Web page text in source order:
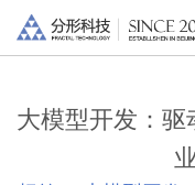
大模型开发：